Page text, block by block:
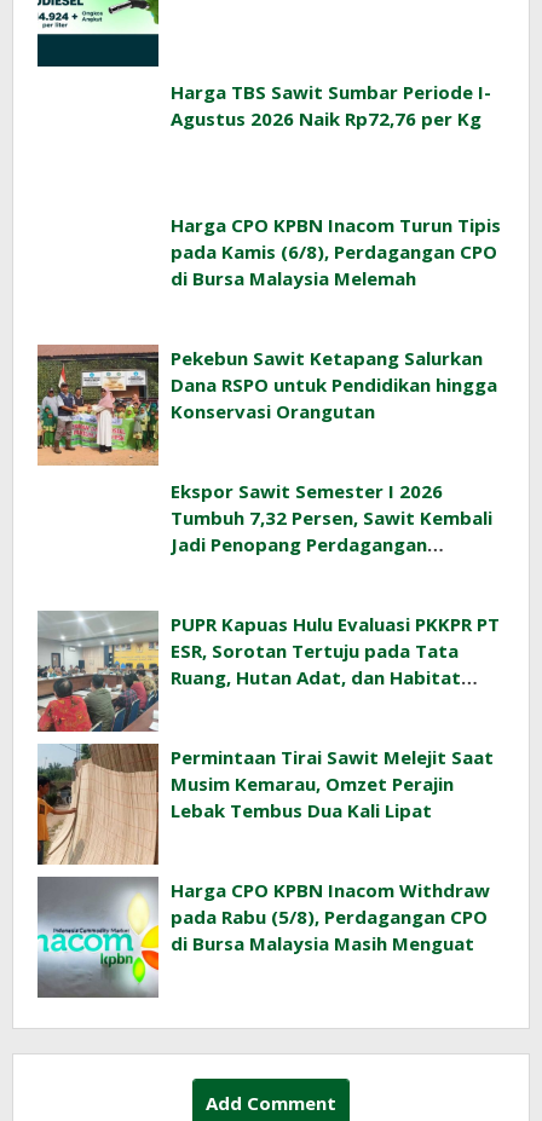
Harga TBS Sawit Sumbar Periode I-
Agustus 2026 Naik Rp72,76 per Kg
Harga CPO KPBN Inacom Turun Tipis
pada Kamis (6/8), Perdagangan CPO
di Bursa Malaysia Melemah
Pekebun Sawit Ketapang Salurkan
Dana RSPO untuk Pendidikan hingga
Konservasi Orangutan
Ekspor Sawit Semester I 2026
Tumbuh 7,32 Persen, Sawit Kembali
Jadi Penopang Perdagangan
PUPR Kapuas Hulu Evaluasi PKKPR PT
ESR, Sorotan Tertuju pada Tata
Ruang, Hutan Adat, dan Habitat
Permintaan Tirai Sawit Melejit Saat
Musim Kemarau, Omzet Perajin
Lebak Tembus Dua Kali Lipat
Harga CPO KPBN Inacom Withdraw
pada Rabu (5/8), Perdagangan CPO
di Bursa Malaysia Masih Menguat
Add Comment